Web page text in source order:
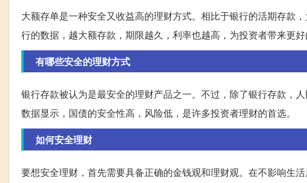
大额存单是一种安全又收益高的理财方式。相比于银行的活期存款
行的数据，越大额存款，期限越久，利率也越高，为投资者带来更好
有哪些安全的理财方式
银行存款被认为是最安全的理财产品之一。不过，除了银行存款，
数据显示，国债的安全性高，风险低，是许多投资者理财的首选。
如何安全理财
要想安全理财，首先需要具备正确的金钱观和理财观。在不影响生